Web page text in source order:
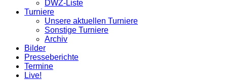
DWZ-Liste
Turniere
Unsere aktuellen Turniere
Sonstige Turniere
Archiv
Bilder
Presseberichte
Termine
Live!